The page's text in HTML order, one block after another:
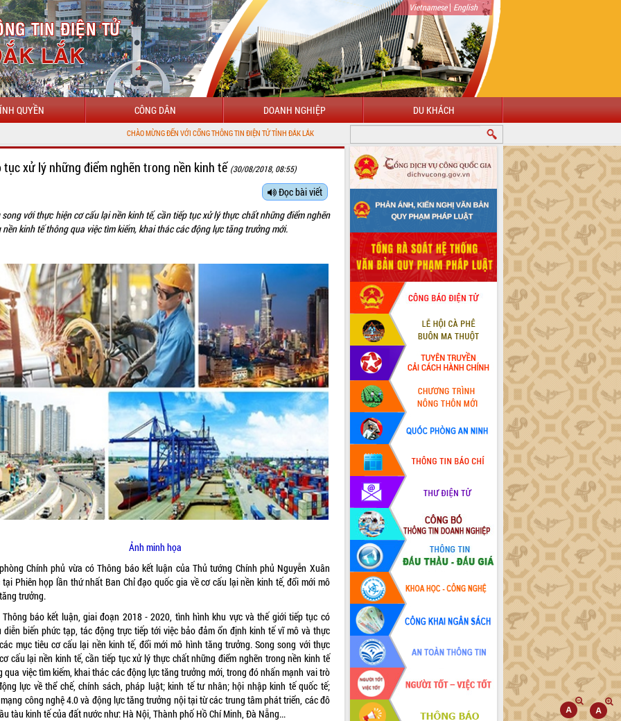
Vietnamese| English
QUYỀN CÔNG DÂN DOANH NGHIỆP DU KHÁCH
CHÀO MỪNG ĐẾN VỚI CỔNG THÔNG TIN ĐIỆN TỬ TỈNH ĐẮK LẮK
tục xử lý những điểm nghẽn trong nền kinh tế (30/08/2018, 08:55)
Đọc bài viết
song với thực hiện cơ cấu lại nền kinh tế, cần tiếp tục xử lý thực chất những điểm nghẽn
nền kinh tế thông qua việc tìm kiếm, khai thác các động lực tăng trưởng mới.
Ảnh minh họa
Chính phủ vừa có Thông báo kết luận của Thủ tướng Chính phủ Nguyễn Xuân
tại Phiên họp lần thứ nhất Ban Chỉ đạo quốc gia về cơ cấu lại nền kinh tế, đổi mới mô
trưởng.
Thông báo kết luận, giai đoạn 2018 - 2020, tình hình khu vực và thế giới tiếp tục có
diễn biến phức tạp, tác động trực tiếp tới việc bảo đảm ổn định kinh tế vĩ mô và thực
mục tiêu cơ cấu lại nền kinh tế, đổi mới mô hình tăng trưởng. Song song với thực
cấu lại nền kinh tế, cần tiếp tục xử lý thực chất những điểm nghẽn trong nền kinh tế
qua việc tìm kiếm, khai thác các động lực tăng trưởng mới, trong đó nhấn mạnh vai trò
lực về thể chế, chính sách, pháp luật; kinh tế tư nhân; hội nhập kinh tế quốc tế;
công nghệ 4.0 và động lực tăng trưởng nội tại từ các trung tâm phát triển, các đô
tàu kinh tế của đất nước như: Hà Nội, Thành phố Hồ Chí Minh, Đà Nẵng...